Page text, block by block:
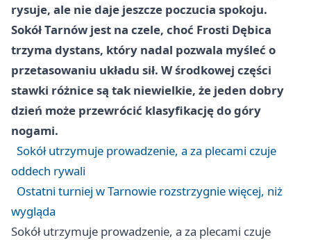
rysuje, ale nie daje jeszcze poczucia spokoju.
Sokół Tarnów jest na czele, choć Frosti Dębica
trzyma dystans, który nadal pozwala myśleć o
przetasowaniu układu sił. W środkowej części
stawki różnice są tak niewielkie, że jeden dobry
dzień może przewrócić klasyfikację do góry
nogami.
Sokół utrzymuje prowadzenie, a za plecami czuje
oddech rywali
Ostatni turniej w Tarnowie rozstrzygnie więcej, niż
wygląda
Sokół utrzymuje prowadzenie, a za plecami czuje